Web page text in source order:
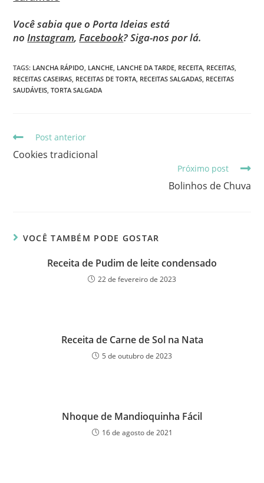
Você sabia que o Porta Ideias está
noInstagram,Facebook? Siga-nos por lá.
TAGS: LANCHA RÁPIDO, LANCHE, LANCHE DA TARDE, RECEITA, RECEITAS,
RECEITAS CASEIRAS, RECEITAS DE TORTA, RECEITAS SALGADAS, RECEITAS
SAUDÁVEIS, TORTA SALGADA
Post anterior
Cookies tradicional
Próximo post
Bolinhos de Chuva
VOCÊ TAMBÉM PODE GOSTAR
Receita de Pudim de leite condensado
22 de fevereiro de 2023
Receita de Carne de Sol na Nata
5 de outubro de 2023
Nhoque de Mandioquinha Fácil
16 de agosto de 2021